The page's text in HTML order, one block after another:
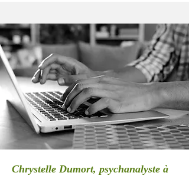
Chrystelle Dumort, psychanalyste à